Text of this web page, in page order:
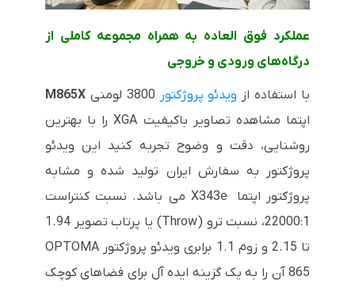
عملکرد فوق العاده به همراه مجموعه کاملی از
درگاه‌های ورودی و خروجی
با استفاده از ویدئو پروژکتور 3800 لومنی
M865X
اپتما مشاهده تصاویر باکیفیت XGAرا با بهترین
روشنایی، دقت و وضوح تجربه کنید این ویدئو
پروژکتور به سفارش ایران تولید شده و مشابه
پروژکتور اپتما X343e می باشد. نسبت کنتراست
22000:1، نسبت ترو (
Throw
) یا پرتاب تصویر 1.94
تا 2.15 و زوم 1.1 برابری ویدئو پروژکتور
OPTOMA
865آن را به یک گزینه ایده آل برای فضاهای کوچک